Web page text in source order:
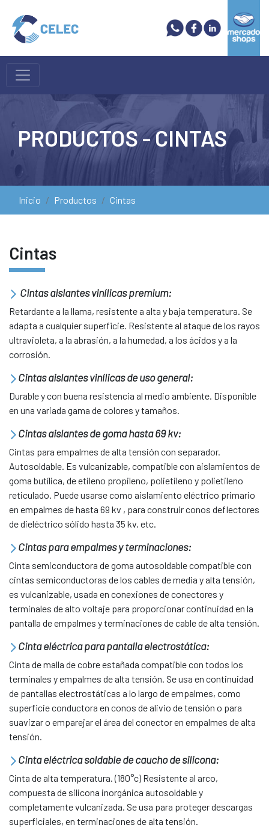
PRODUCTOS - CINTAS
Inicio Productos Cintas
Cintas
Cintas aislantes vinílicas premium:
Retardante a la llama, resistente a alta y baja temperatura. Se
adapta a cualquier superficie. Resistente al ataque de los rayos
ultravioleta, a la abrasión, a la humedad, a los ácidos y a la
corrosión.
Cintas aislantes vinílicas de uso general:
Durable y con buena resistencia al medio ambiente. Disponible
en una variada gama de colores y tamaños.
Cintas aislantes de goma hasta 69 kv:
Cintas para empalmes de alta tensión con separador.
Autosoldable. Es vulcanizable, compatible con aislamientos de
goma butílica, de etileno propileno, polietileno y polietileno
reticulado. Puede usarse como aislamiento eléctrico primario
en empalmes de hasta 69 kv , para construir conos deflectores
de dieléctrico sólido hasta 35 kv, etc.
Cintas para empalmes y terminaciones:
Cinta semiconductora de goma autosoldable compatible con
cintas semiconductoras de los cables de media y alta tensión,
es vulcanizable, usada en conexiones de conectores y
terminales de alto voltaje para proporcionar continuidad en la
pantalla de empalmes y terminaciones de cable de alta tensión.
Cinta eléctrica para pantalla electrostática:
Cinta de malla de cobre estañada compatible con todos los
terminales y empalmes de alta tensión. Se usa en continuidad
de pantallas electrostáticas a lo largo de empalmes, como
superficie conductora en conos de alivio de tensión o para
suavizar o emparejar el área del conector en empalmes de alta
tensión.
Cinta eléctrica soldable de caucho de silicona:
Cinta de alta temperatura. (180°c) Resistente al arco,
compuesta de silicona inorgánica autosoldable y
completamente vulcanizada. Se usa para proteger descargas
superficiales, en terminaciones de alta tensión.